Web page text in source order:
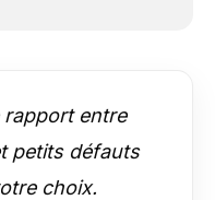
rapport entre
petits défauts
choix.